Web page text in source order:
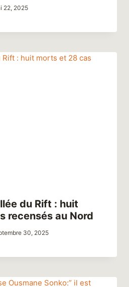
22, 2025
du Rift : huit
recensés au Nord
30, 2025